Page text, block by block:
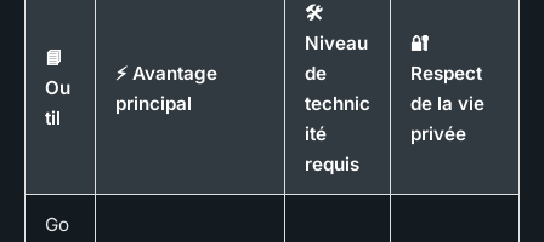
📘
Ou
til
⚡ Avantage
principal
🛠️
Niveau
de
technic
ité
requis
🔐
Respect
de la vie
privée
Go